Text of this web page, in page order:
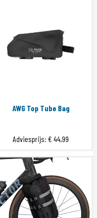
AWG Top Tube Bag
Adviesprijs: € 44,99